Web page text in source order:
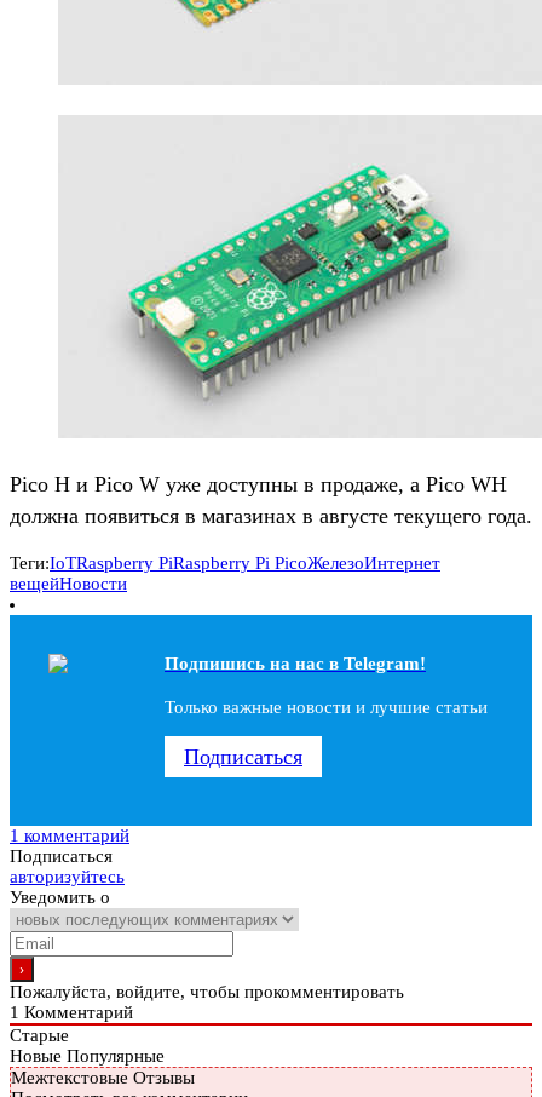
Pico H и Pico W уже доступны в продаже, а Pico WH
должна появиться в магазинах в августе текущего года.
Теги:IoTRaspberry PiRaspberry Pi PicoЖелезоИнтернет
вещейНовости
Подпишись на наc в Telegram!
Только важные новости и лучшие статьи
Подписаться
1 комментарий
Подписаться
авторизуйтесь
Уведомить о
Пожалуйста, войдите, чтобы прокомментировать
1 Комментарий
Старые
Новые Популярные
Межтекстовые Отзывы